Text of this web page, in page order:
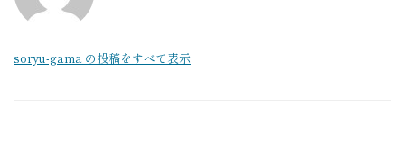
soryu-gama の投稿をすべて表示